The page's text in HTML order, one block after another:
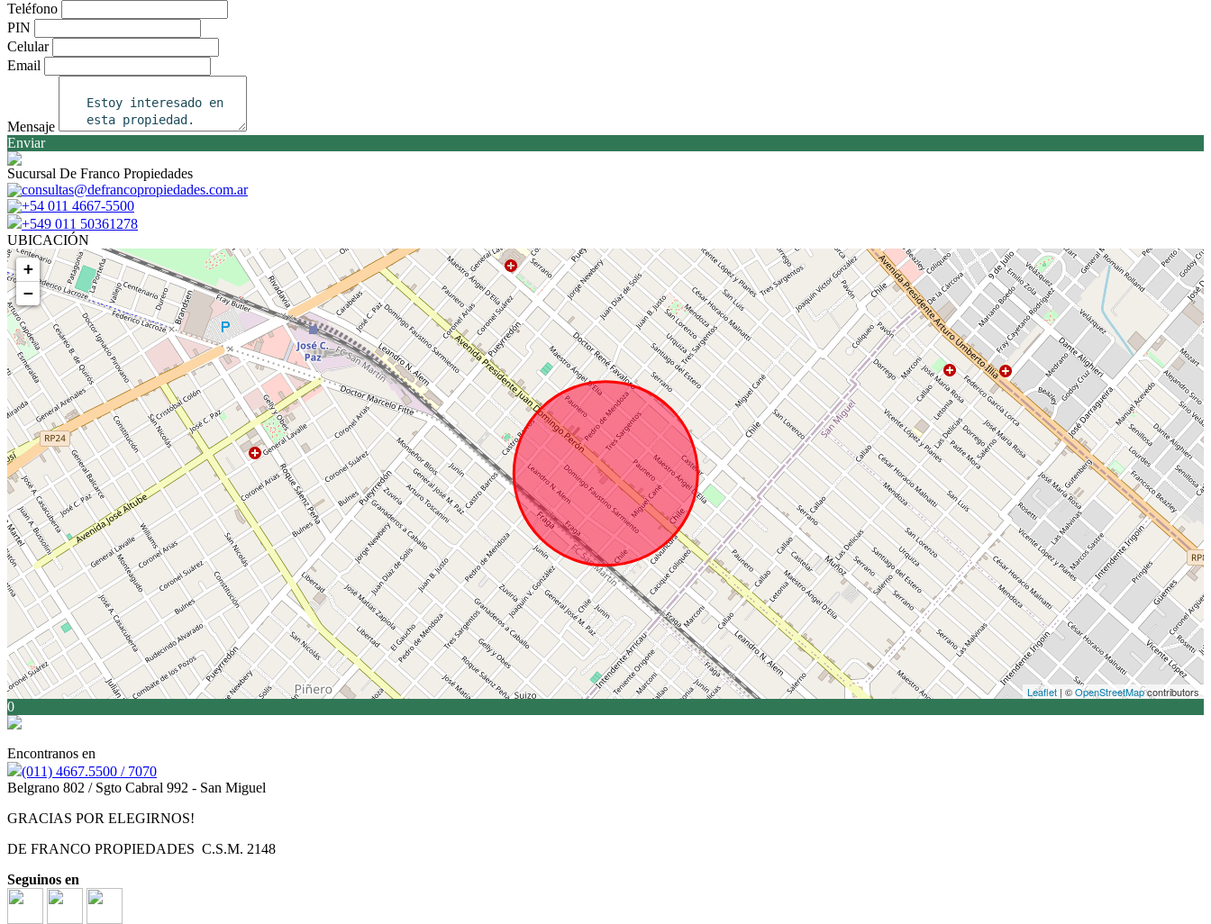
Teléfono
PIN
Celular
Email
Mensaje
Enviar
Sucursal De Franco Propiedades
consultas@defrancopropiedades.com.ar
+54 011 4667-5500
+549 011 50361278
UBICACIÓN
+
−
Leaflet | ©OpenStreetMapcontributors
0
Encontranos en
(011) 4667.5500 / 7070
Belgrano 802 / Sgto Cabral 992 - San Miguel
GRACIAS POR ELEGIRNOS!
DE FRANCO PROPIEDADES C.S.M. 2148
Seguinos en